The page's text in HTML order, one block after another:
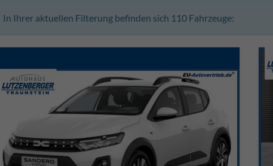
In Ihrer aktuellen Filterung befinden sich 110Fahrzeuge: